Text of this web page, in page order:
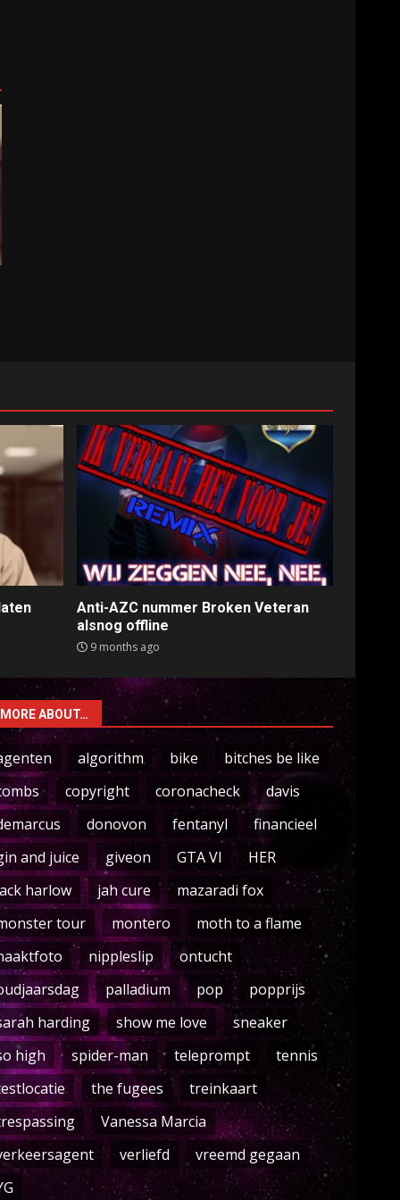
Anti-AZC nummer Broken Veteran
alsnog offline
9 months ago
MORE ABOUT…
algorithm bike
bitches be like
copyright coronacheck
davis
donovon fentanyl
financieel
and juice
giveon GTA VI
HER
harlow
jah cure
mazaradi fox
tour
montero
moth to a flame
nippleslip
ontucht
palladium pop
popprijs
harding
show me love
sneaker
high
spider-man teleprompt
tennis
the fugees
treinkaart
Vanessa Marcia
verliefd
vreemd gegaan